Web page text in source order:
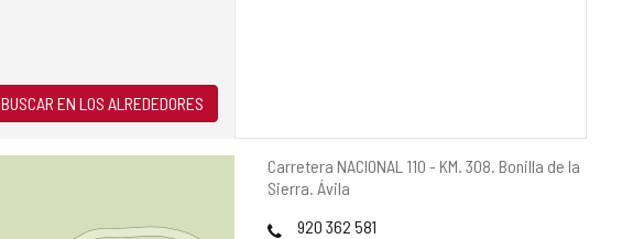
Dirección
postal
Carretera NACIONAL 110 - KM. 308. Bonilla de la
Sierra. Ávila
Teléfonos
920 362 581
BUSCAR EN LOS ALREDEDORES